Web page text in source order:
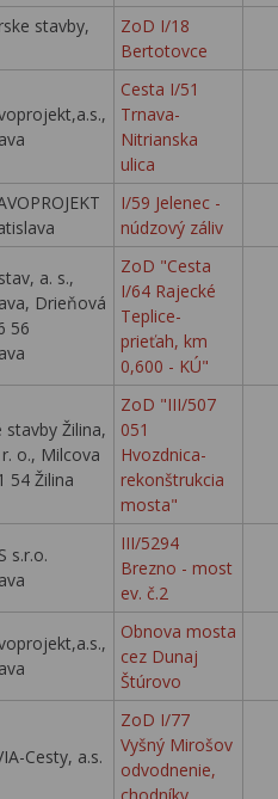
stavby,
ZoD I/18
Bertotovce
Cesta I/51
Trnava-
Nitrianska
ulica
I/59 Jelenec -
núdzový záliv
a. s.,
Drieňová
56
ZoD "Cesta
I/64 Rajecké
Teplice-
prieťah, km
0,600 - KÚ"
stavby Žilina,
o., Milcova
54 Žilina
ZoD "III/507
051
Hvozdnica-
rekonštrukcia
mosta"
s.r.o.
III/5294
Brezno - most
ev. č.2
Obnova mosta
cez Dunaj
Štúrovo
Cesty, a.s.
ZoD I/77
Vyšný Mirošov
odvodnenie,
chodníky